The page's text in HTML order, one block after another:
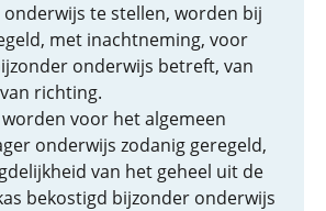
te stellen, worden bij
met inachtneming, voor
onderwijs betreft, van
richting.
worden voor het algemeen
onderwijs zodanig geregeld,
van het geheel uit de
bekostigd bijzonder onderwijs